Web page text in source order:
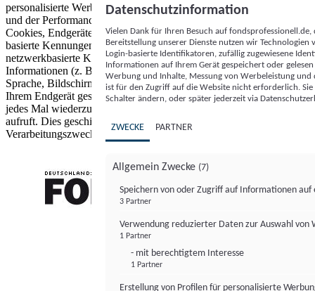
personalisierte Werbung und Inhalte, Messung von Werbeleistung
und der Performance von Inhalten sowie Zielgruppenforschung.
Cookies, Endgeräte- oder ähnliche Online-Kennungen (z. B. login-
basierte Kennungen, zufällig generierte Kennungen,
netzwerkbasierte Kennungen) können zusammen mit anderen
Informationen (z. B. Browsertyp und Browserinformationen,
Sprache, Bildschirmgröße, unterstützte Technologien usw.) auf
Ihrem Endgerät gespeichert oder von dort ausgelesen werden, um es
jedes Mal wiederzuerkennen, wenn es eine App oder einer Webseite
aufruft. Dies geschieht für einen oder mehrere der hier aufgeführten
Verarbeitungszwecke.
Datenschutzinformation
Vielen Dank für Ihren Besuch auf
Bereitstellung unserer Dienste nutzen wir Technologien
Login-basierte Identifikatoren, zufällig zugewiesene
Informationen auf Ihrem Gerät gespeichert oder
Werbung und Inhalte, Messung von Werbeleistung
ist für den Zugriff auf die Website nicht erforderlich.
Schalter ändern, oder später jederzeit via
ZWECKE PARTNER
Allgemein Zwecke (7)
Speichern von oder Zugriff auf Informationen auf
3 Partner
Verwendung reduzierter Daten zur Auswahl von
1 Partner
- mit berechtigtem Interesse
1 Partner
Erstellung von Profilen für personalisierte
FONDS professionell